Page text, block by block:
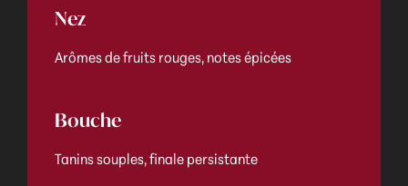
Nez
Arômes de fruits rouges, notes épicées
Bouche
Tanins souples, finale persistante